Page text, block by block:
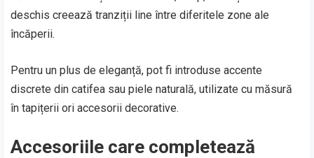
deschis creează tranziții line între diferitele zone ale
încăperii.
Pentru un plus de eleganță, pot fi introduse accente
discrete din catifea sau piele naturală, utilizate cu măsură
în tapițerii ori accesorii decorative.
Accesoriile care completează